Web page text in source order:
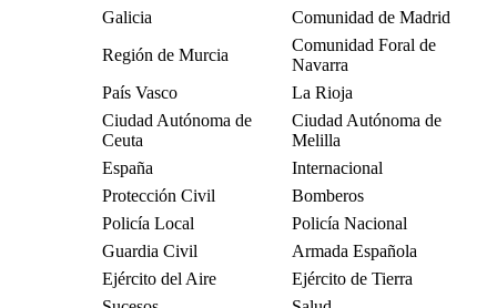
Galicia
Comunidad de Madrid
Región de Murcia
Comunidad Foral de
Navarra
País Vasco
La Rioja
Ciudad Autónoma de
Ceuta
Ciudad Autónoma de
Melilla
España
Internacional
Protección Civil
Bomberos
Policía Local
Policía Nacional
Guardia Civil
Armada Española
Ejército del Aire
Ejército de Tierra